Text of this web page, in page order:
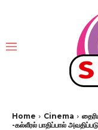
Home Cinema
-கல்லீரல் பாதிப்பால்